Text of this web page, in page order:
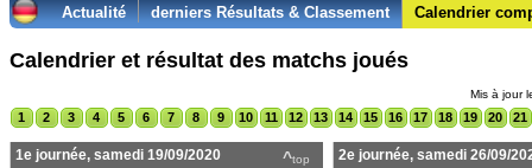
Actualité derniers Résultats & Classement Calendrier
Calendrier et résultat des matchs joués
Mis à jour
1 2 3 4 5 6 7 8 9 10 11 12 13 14 15 16 17 18 19 20 21
^top
1e journée, samedi 19/09/2020
2e journée, samedi 26/09/